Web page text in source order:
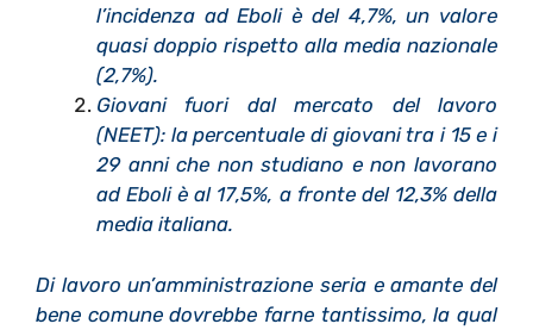
l’incidenza ad Eboli è del 4,7%, un valore
quasi doppio rispetto alla media nazionale
(2,7%).
Giovani fuori dal mercato del lavoro
(NEET): la percentuale di giovani tra i 15 e i
29 anni che non studiano e non lavorano
ad Eboli è al 17,5%, a fronte del 12,3% della
media italiana.
Di lavoro un’amministrazione seria e amante del
bene comune dovrebbe farne tantissimo, la qual